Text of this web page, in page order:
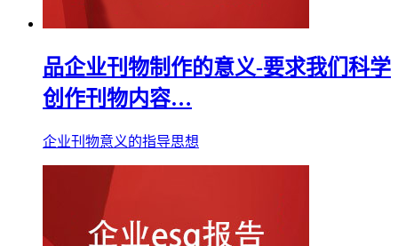
品企业刊物制作的意义-要求我们科学
创作刊物内容…
企业刊物意义的指导思想